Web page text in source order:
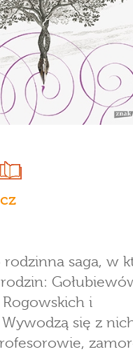
rodzinna saga, w
i
się z